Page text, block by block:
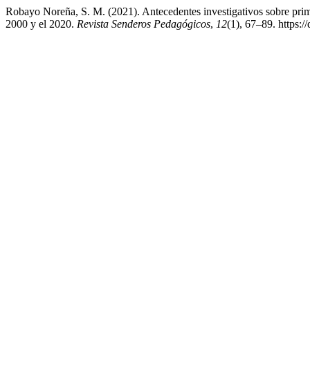
Robayo Noreña, S. M. (2021). Antecedentes investigativos sobre
2000 y el 2020. Revista Senderos Pedagógicos, 12(1), 67–89.